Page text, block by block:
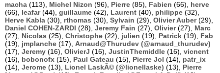
macha (113), Michel Nizon (96), Pierre (85), Fabien (66), herve
(66), leafar(44), guillaume (42), Laurent (40), philippe (32),
Herve Kabla (30), rthomas (30), Sylvain (29), Olivier Auber(29),
Daniel COHEN-ZARDI (28), Jeremy Fain (27), Olivier(27), Marc
(27), Nicolas (25), Christophe (22), julien (19), Patrick (19), Fab
(19), jmplanche (17), Arnaud@Thurudev (@arnaud_thurudev)
(17), Jeremy (16), OlivierJ (16), JustinThemiddle (16), vicnent
(16), bobonofx (15), Paul Gateau (15), Pierre Jol (14), patr_ix
(14), Jerome (13), Lionel LaskÃ© (@lionellaske) (13), Pierre